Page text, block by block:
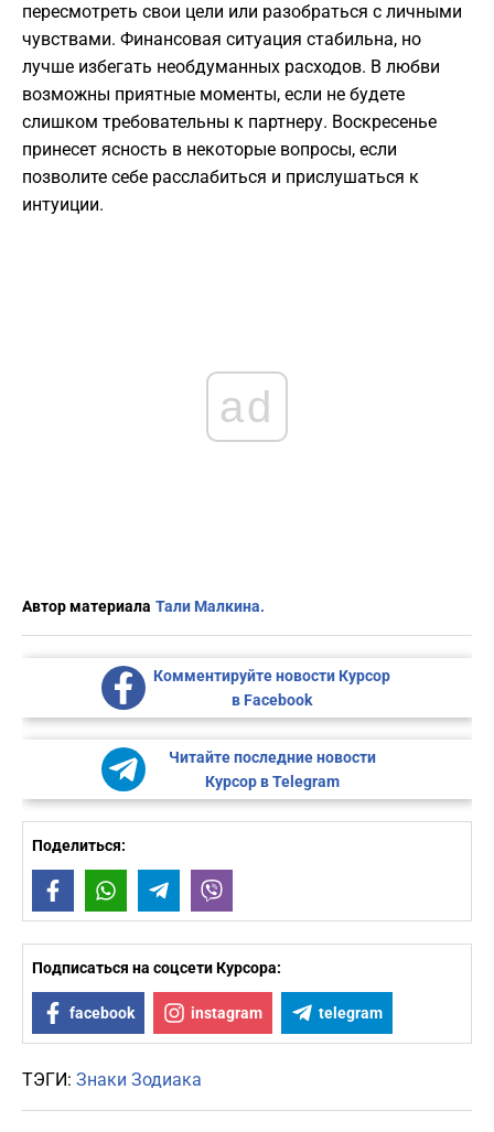
пересмотреть свои цели или разобраться с личными
чувствами. Финансовая ситуация стабильна, но
лучше избегать необдуманных расходов. В любви
возможны приятные моменты, если не будете
слишком требовательны к партнеру. Воскресенье
принесет ясность в некоторые вопросы, если
позволите себе расслабиться и прислушаться к
интуиции.
ad
Автор материала Тали Малкина.
Комментируйте новости Курсор
в Facebook
Читайте последние новости
Курсор в Telegram
Поделиться:
FacebookWhatsAppTelegram
Подписаться на соцсети Курсора:
facebook instagram telegram
ТЭГИ: Знаки Зодиака